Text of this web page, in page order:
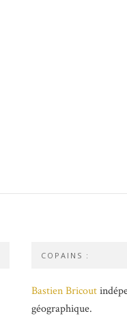
COPAINS :
Bastien Bricout
géographique.